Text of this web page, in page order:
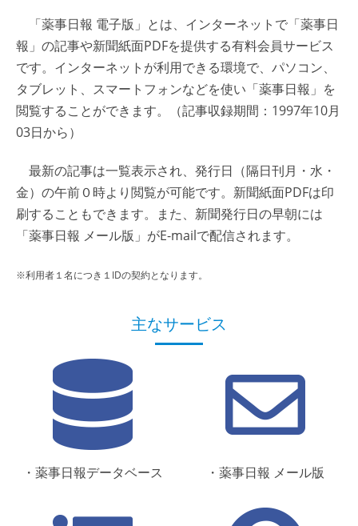
「薬事日報 電子版」とは、インターネットで「薬事日
報」の記事や新聞紙面PDFを提供する有料会員サービス
です。インターネットが利用できる環境で、パソコン、
タブレット、スマートフォンなどを使い「薬事日報」を
閲覧することができます。（記事収録期間：1997年10月
03日から）
最新の記事は一覧表示され、発行日（隔日刊月・水・
金）の午前０時より閲覧が可能です。新聞紙面PDFは印
刷することもできます。また、新聞発行日の早朝には
「薬事日報 メール版」がE-mailで配信されます。
※利用者１名につき１IDの契約となります。
主なサービス
・薬事日報データベース ・薬事日報 メール版